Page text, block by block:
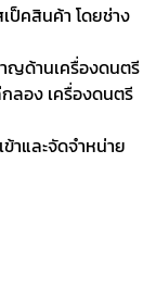
ป็คสินค้า โดยช่าง
ญด้านเครื่องดนตรี
ลอง เครื่องดนตรี
าและจัดจำหน่าย